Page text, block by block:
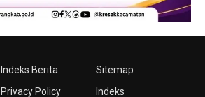
Indeks Berita
Privacy Policy
Sitemap
Indeks